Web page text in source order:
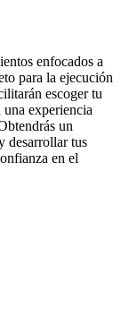
enfocados a
para la ejecución
escoger tu
experiencia
un
desarrollar tus
en el